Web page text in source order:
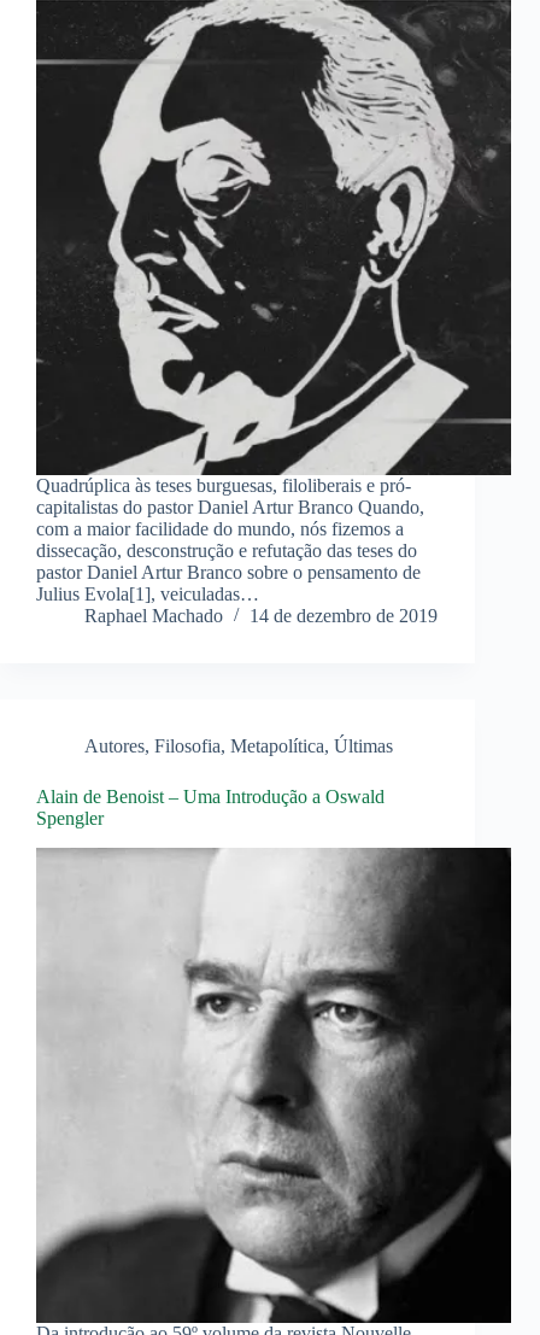
Quadrúplica às teses burguesas, filoliberais e pró-
capitalistas do pastor Daniel Artur Branco Quando,
com a maior facilidade do mundo, nós fizemos a
dissecação, desconstrução e refutação das teses do
pastor Daniel Artur Branco sobre o pensamento de
Julius Evola[1], veiculadas…
Raphael Machado
14 de dezembro de 2019
Autores, Filosofia, Metapolítica, Últimas
Alain de Benoist – Uma Introdução a Oswald
Spengler